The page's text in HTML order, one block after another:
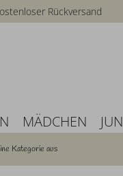
Rückversand
MÄDCHEN
Kategorie aus